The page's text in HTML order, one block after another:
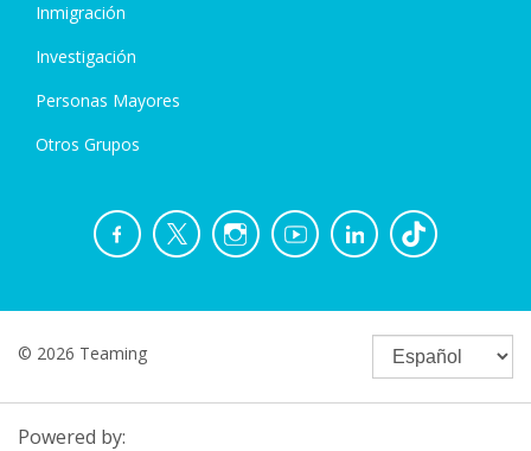
Inmigración
Investigación
Personas Mayores
Otros Grupos
© 2026 Teaming
Powered by: